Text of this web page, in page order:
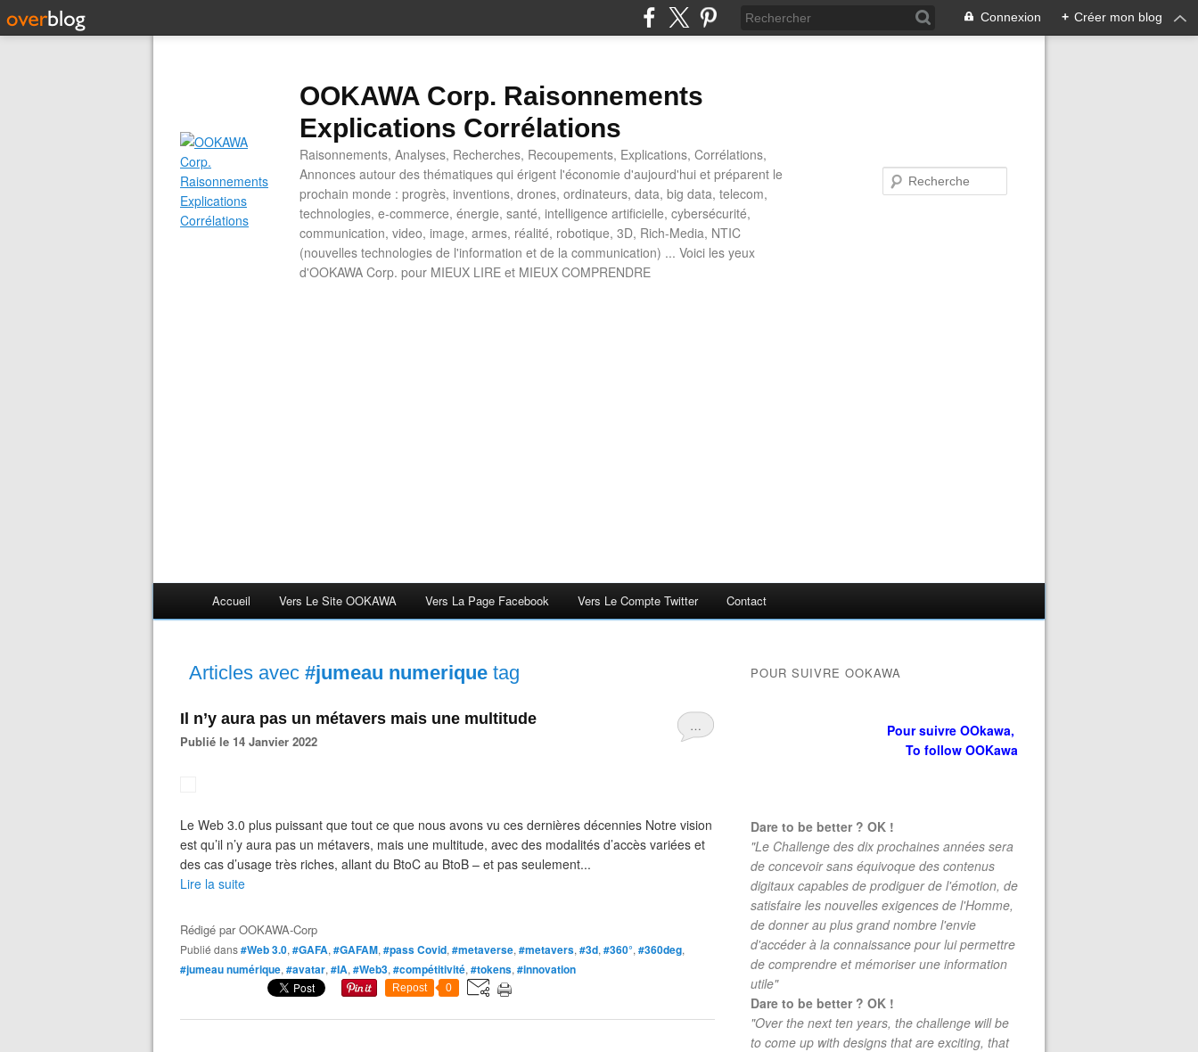
Connexion + Créer mon blog
OOKAWA Corp. Raisonnements
Explications Corrélations
Raisonnements, Analyses, Recherches, Recoupements, Explications, Corrélations,
Annonces autour des thématiques qui érigent l'économie d'aujourd'hui et préparent le
prochain monde : progrès, inventions, drones, ordinateurs, data, big data, telecom,
technologies, e-commerce, énergie, santé, intelligence artificielle, cybersécurité,
communication, video, image, armes, réalité, robotique, 3D, Rich-Media, NTIC
(nouvelles technologies de l'information et de la communication) ... Voici les yeux
d'OOKAWA Corp. pour MIEUX LIRE et MIEUX COMPRENDRE
Accueil Vers Le Site OOKAWA Vers La Page Facebook Vers Le Compte Twitter Contact
Articles avec #jumeau numerique tag
…
Il n’y aura pas un métavers mais une multitude
Publié le 14 Janvier 2022
Le Web 3.0 plus puissant que tout ce que nous avons vu ces dernières décennies Notre vision
est qu’il n’y aura pas un métavers, mais une multitude, avec des modalités d’accès variées et
des cas d’usage très riches, allant du BtoC au BtoB – et pas seulement...
Lire la suite
Rédigé parOOKAWA-Corp
Publié dans#Web 3.0, #GAFA, #GAFAM, #pass Covid, #metaverse, #metavers, #3d, #360°, #360deg,
#jumeau numérique, #avatar, #IA, #Web3, #compétitivité, #tokens, #innovation
Repost 0
POUR SUIVRE OOKAWA
Pour suivre OOkawa,
To follow OOKawa
Dare to be better ? OK !
"Le Challenge des dix prochaines années sera
de concevoir sans équivoque des contenus
digitaux capables de prodiguer de l'émotion, de
satisfaire les nouvelles exigences de l'Homme,
de donner au plus grand nombre l'envie
d'accéder à la connaissance pour lui permettre
de comprendre et mémoriser une information
utile"
Dare to be better ? OK !
"Over the next ten years, the challenge will be
to come up with designs that are exciting, that